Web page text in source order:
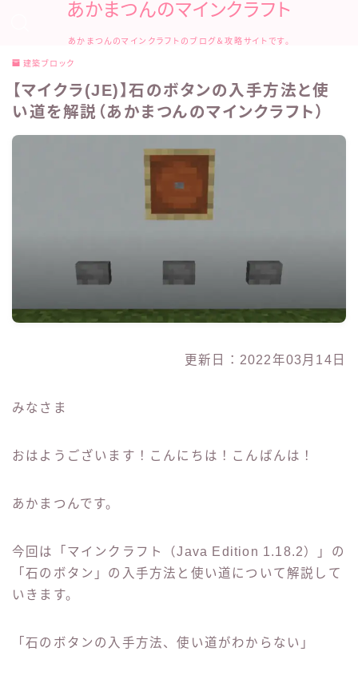
あかまつんのマインクラフト
あかまつんのマインクラフトのブログ＆攻略サイトです。
建築ブロック
【マイクラ(JE)】石のボタンの入手方法と使
い道を解説（あかまつんのマインクラフト）
更新日：2022年03月14日
みなさま
おはようございます！こんにちは！こんばんは！
あかまつんです。
今回は「マインクラフト（Java Edition 1.18.2）」の
「石のボタン」の入手方法と使い道について解説して
いきます。
「石のボタンの入手方法、使い道がわからない」